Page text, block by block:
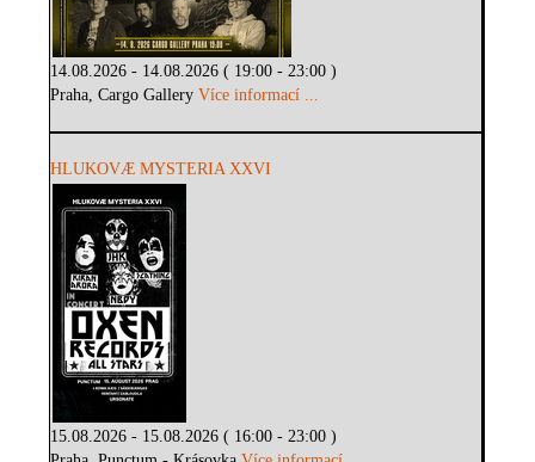
14.08.2026 - 14.08.2026 ( 19:00 - 23:00 )
Praha, Cargo GalleryVíce informací ...
HLUKOVÆ MYSTERIA XXVI
15.08.2026 - 15.08.2026 ( 16:00 - 23:00 )